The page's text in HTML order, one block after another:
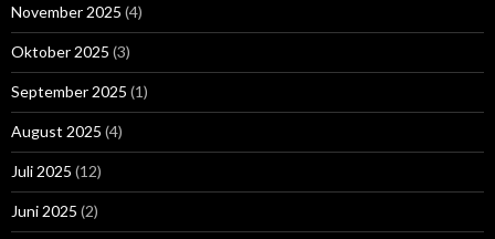
November 2025 (4)
Oktober 2025 (3)
September 2025 (1)
August 2025 (4)
Juli 2025 (12)
Juni 2025 (2)